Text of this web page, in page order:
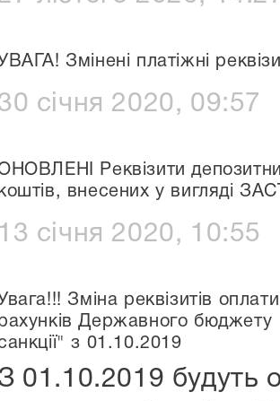
Змінені платіжні
січня 2020, 09:57
Реквізити
внесених у вигляді
13 січня 2020, 10:55
Зміна реквізитів
Державного бюджету
з 01.10.2019
01.10.2019 будуть